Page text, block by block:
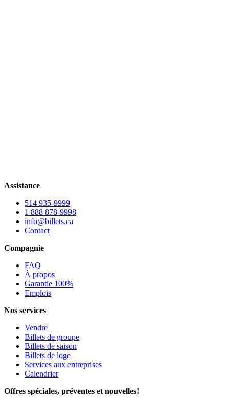
Assistance
514 935-9999
1 888 878-9998
info@billets.ca
Contact
Compagnie
FAQ
À propos
Garantie 100%
Emplois
Nos services
Vendre
Billets de groupe
Billets de saison
Billets de loge
Services aux entreprises
Calendrier
Offres spéciales, préventes et nouvelles!